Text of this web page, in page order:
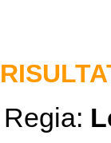
Regia: